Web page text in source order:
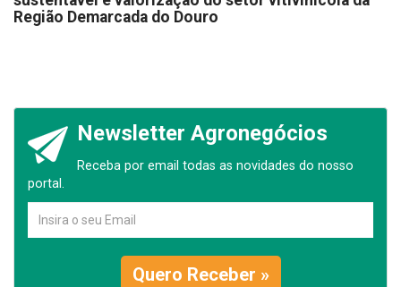
Região Demarcada do Douro
Newsletter Agronegócios
Receba por email todas as novidades do nosso
portal.
Quero Receber »